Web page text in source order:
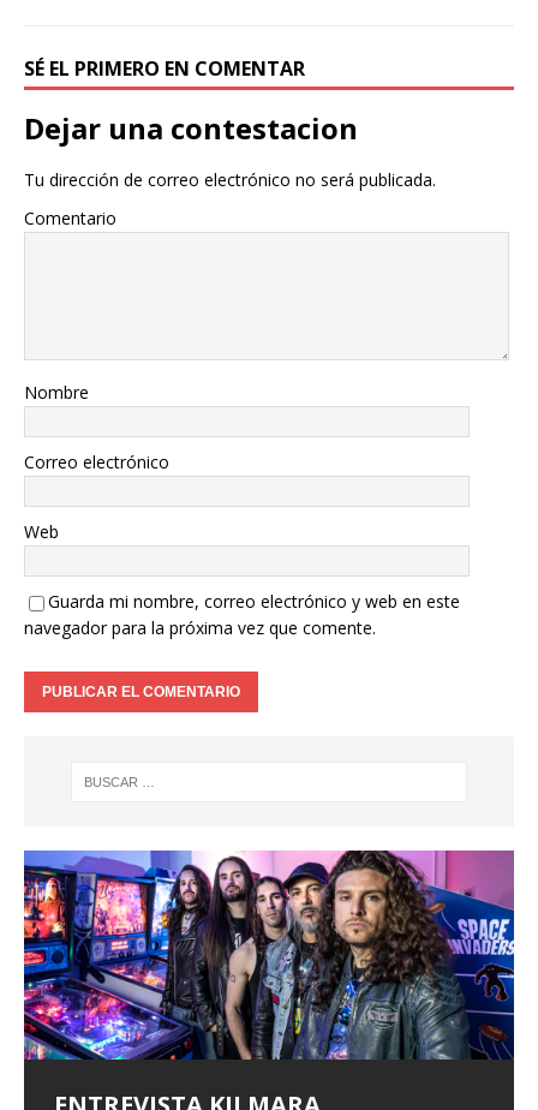
SÉ EL PRIMERO EN COMENTAR
Dejar una contestacion
Tu dirección de correo electrónico no será publicada.
Comentario
Nombre
Correo electrónico
Web
Guarda mi nombre, correo electrónico y web en este
navegador para la próxima vez que comente.